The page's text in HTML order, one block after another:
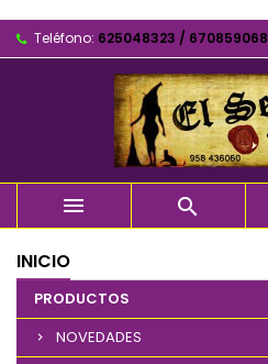
Teléfono: 625048323 / 670859068
 
INICIO
PRODUCTOS
NOVEDADES